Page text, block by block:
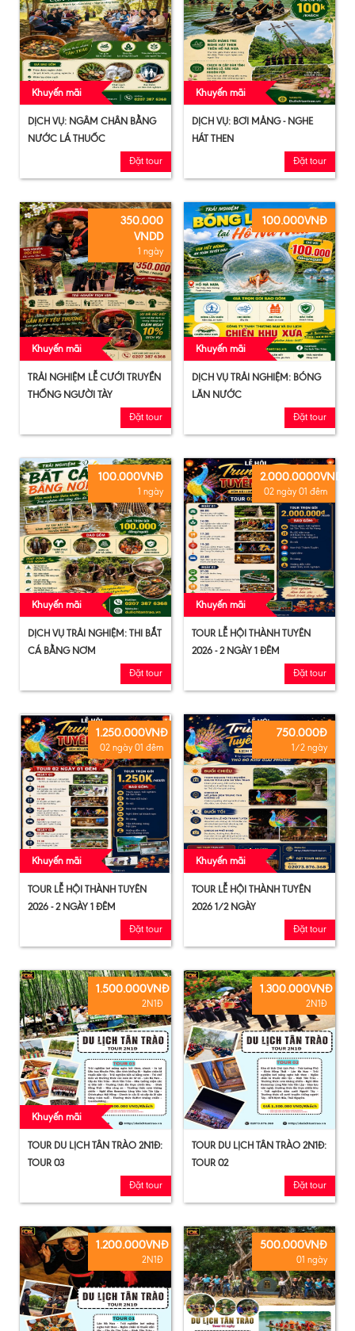
Khuyến mãi
DỊCH VỤ: NGÂM CHÂN BẰNG
NƯỚC LÁ THUỐC
Đặt tour
Khuyến mãi
DỊCH VỤ: BƠI MẢNG - NGHE
HÁT THEN
Đặt tour
Khuyến mãi
350.000
VNDD
1 ngày
TRẢI NGHIỆM LỄ CƯỚI TRUYỀN
THỐNG NGƯỜI TÀY
Đặt tour
Khuyến mãi
100.000VNĐ
DỊCH VỤ TRẢI NGHIỆM: BÓNG
LĂN NƯỚC
Đặt tour
Khuyến mãi
100.000VNĐ
1 ngày
DỊCH VỤ TRẢI NGHIỆM: THI BẮT
CÁ BẰNG NƠM
Đặt tour
Khuyến mãi
2.000.0000VND
02 ngày 01 đêm
TOUR LỄ HỘI THÀNH TUYÊN
2026 - 2 NGÀY 1 ĐÊM
Đặt tour
Khuyến mãi
1.250.000VNĐ
02 ngày 01 đêm
TOUR LỄ HỘI THÀNH TUYÊN
2026 - 2 NGÀY 1 ĐÊM
Đặt tour
Khuyến mãi
750.000Đ
1/2 ngày
TOUR LỄ HỘI THÀNH TUYÊN
2026 1/2 NGÀY
Đặt tour
Khuyến mãi
1.500.000VNĐ
2N1Đ
TOUR DU LỊCH TÂN TRÀO 2N1Đ:
TOUR 03
Đặt tour
1.300.000VNĐ
2N1Đ
TOUR DU LỊCH TÂN TRÀO 2N1Đ:
TOUR 02
Đặt tour
1.200.000VNĐ
2N1Đ
500.000VNĐ
01 ngày